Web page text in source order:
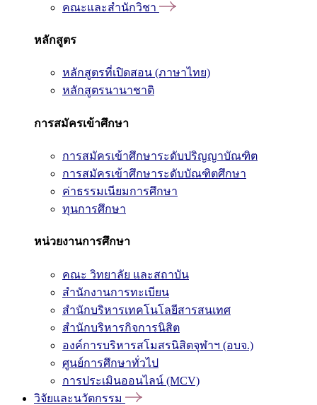
คณะและสำนักวิชา
หลักสูตร
หลักสูตรที่เปิดสอน (ภาษาไทย)
หลักสูตรนานาชาติ
การสมัครเข้าศึกษา
การสมัครเข้าศึกษาระดับปริญญาบัณฑิต
การสมัครเข้าศึกษาระดับบัณฑิตศึกษา
ค่าธรรมเนียมการศึกษา
ทุนการศึกษา
หน่วยงานการศึกษา
คณะ วิทยาลัย และสถาบัน
สำนักงานการทะเบียน
สำนักบริหารเทคโนโลยีสารสนเทศ
สำนักบริหารกิจการนิสิต
องค์การบริหารสโมสรนิสิตจุฬาฯ (อบจ.)
ศูนย์การศึกษาทั่วไป
การประเมินออนไลน์ (MCV)
วิจัยและนวัตกรรม